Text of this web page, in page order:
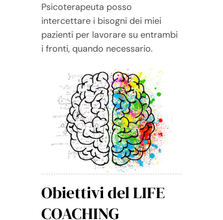
Psicoterapeuta posso
intercettare i bisogni dei miei
pazienti per lavorare su entrambi
i fronti, quando necessario.
Obiettivi del LIFE
COACHING